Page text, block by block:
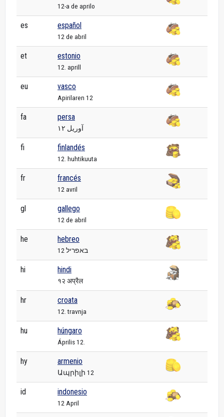
12-a de aprilo
es español
12 de abril
et estonio
12. aprill
eu vasco
Apirilaren 12
fa persa
۱۲ آوریل
fi finlandés
12. huhtikuuta
fr francés
12 avril
gl gallego
12 de abril
he hebreo
12 באפריל
hi hindi
१२ अप्रैल
hr croata
12. travnja
hu húngaro
Április 12.
hy armenio
Ապրիլի 12
id indonesio
12 April